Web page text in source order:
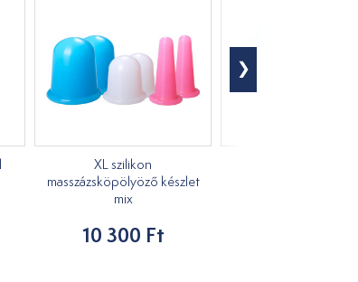
XL szilikon
masszázsköpölyöző készlet
mix
10 300 Ft